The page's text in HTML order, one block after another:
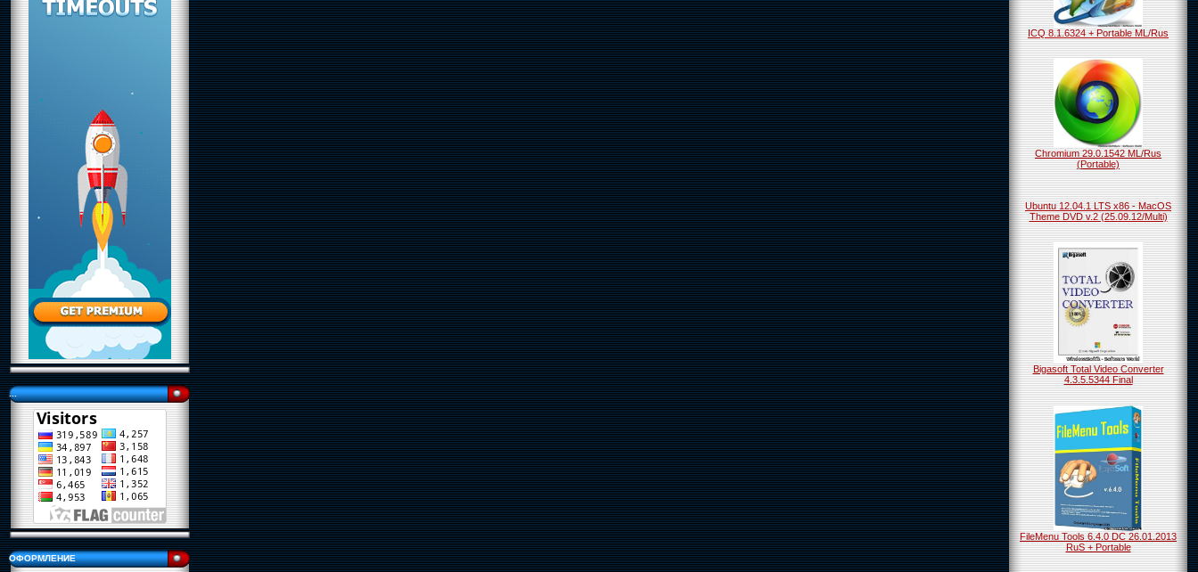
...
ОФОРМЛЕНИЕ
ICQ 8.1.6324 + Portable ML/Rus
Chromium 29.0.1542 ML/Rus
(Portable)
Ubuntu 12.04.1 LTS x86 - MacOS
Theme DVD v.2 (25.09.12/Multi)
Bigasoft Total Video Converter
4.3.5.5344 Final
FileMenu Tools 6.4.0 DC 26.01.2013
RuS + Portable